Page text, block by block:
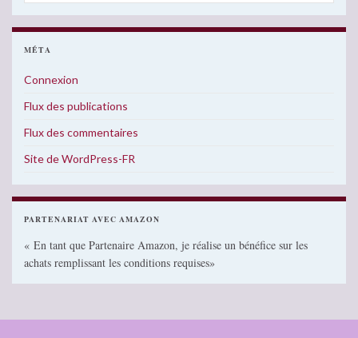
MÉTA
Connexion
Flux des publications
Flux des commentaires
Site de WordPress-FR
PARTENARIAT AVEC AMAZON
« En tant que Partenaire Amazon, je réalise un bénéfice sur les
achats remplissant les conditions requises»